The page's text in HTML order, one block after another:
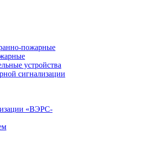
пожарные
устройства
сигнализации
«ВЭРС-